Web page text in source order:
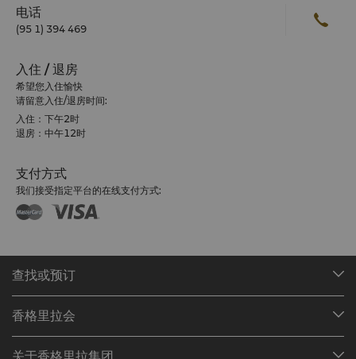
电话
(95 1) 394 469
入住 / 退房
希望您入住愉快
请留意入住/退房时间:
入住：下午2时
退房：中午12时
支付方式
我们接受指定平台的在线支付方式:
查找或预订
查找预订
香格里拉会